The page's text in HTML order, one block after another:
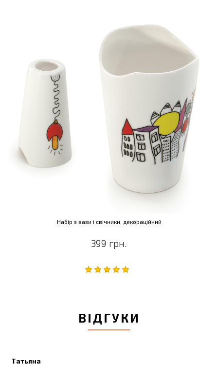
Набір з вази і свічники, декораційний
399 грн.
ВІДГУКИ
Татьяна